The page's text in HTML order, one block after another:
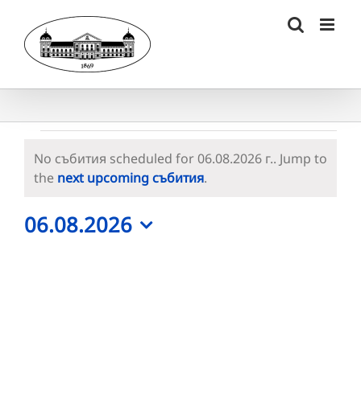
content
Събития
for
06.08.2026
г.
Notice
No събития scheduled for 06.08.2026 г.. Jump to
the next upcoming събития.
06.08.2026